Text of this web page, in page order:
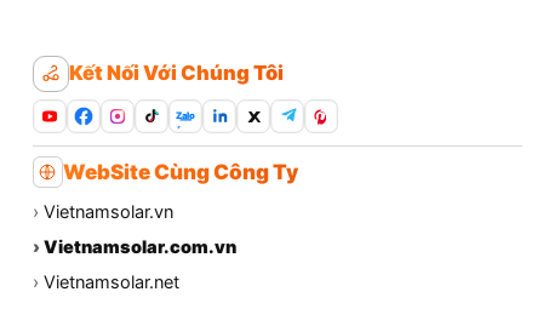
Kết Nối Với Chúng Tôi
Zalo
WebSite Cùng Công Ty
› Vietnamsolar.vn
› Vietnamsolar.com.vn
› Vietnamsolar.net